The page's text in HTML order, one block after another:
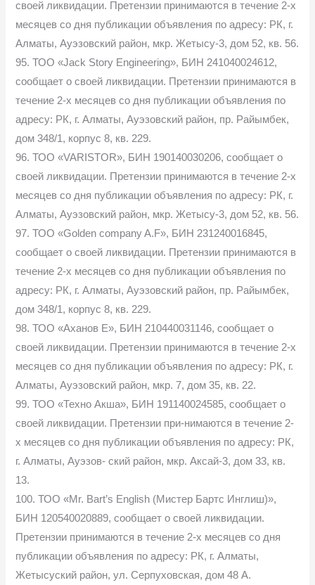
своей ликвидации. Претензии принимаются в течение 2-х
месяцев со дня публикации объявления по адресу: РК, г.
Алматы, Ауэзовский район, мкр. Жетысу-3, дом 52, кв. 56.
95. ТОО «Jack Story Engineering», БИН 241040024612,
сообщает о своей ликвидации. Претензии принимаются в
течение 2-х месяцев со дня публикации объявления по
адресу: РК, г. Алматы, Ауэзовский район, пр. Райымбек,
дом 348/1, корпус 8, кв. 229.
96. ТОО «VARISTOR», БИН 190140030206, сообщает о
своей ликвидации. Претензии принимаются в течение 2-х
месяцев со дня публикации объявления по адресу: РК, г.
Алматы, Ауэзовский район, мкр. Жетысу-3, дом 52, кв. 56.
97. ТОО «Golden company A.F», БИН 231240016845,
сообщает о своей ликвидации. Претензии принимаются в
течение 2-х месяцев со дня публикации объявления по
адресу: РК, г. Алматы, Ауэзовский район, пр. Райымбек,
дом 348/1, корпус 8, кв. 229.
98. ТОО «Аханов Е», БИН 210440031146, сообщает о
своей ликвидации. Претензии принимаются в течение 2-х
месяцев со дня публикации объявления по адресу: РК, г.
Алматы, Ауэзовский район, мкр. 7, дом 35, кв. 22.
99. ТОО «Техно Акша», БИН 191140024585, сообщает о
своей ликвидации. Претензии при-нимаются в течение 2-
х месяцев со дня публикации объявления по адресу: РК,
г. Алматы, Ауэзов- ский район, мкр. Аксай-3, дом 33, кв.
13.
100. ТОО «Mr. Bart’s English (Мистер Бартс Инглиш)»,
БИН 120540020889, сообщает о своей ликвидации.
Претензии принимаются в течение 2-х месяцев со дня
публикации объявления по адресу: РК, г. Алматы,
Жетысуский район, ул. Серпуховская, дом 48 А.